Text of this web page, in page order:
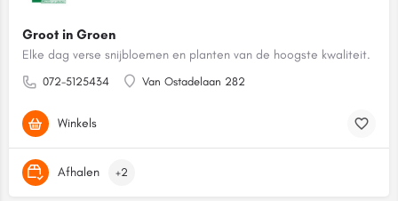
Groot in Groen
Elke dag verse snijbloemen en planten van de hoogste kwaliteit.
072-5125434 Van Ostadelaan 282
Winkels
Afhalen +2